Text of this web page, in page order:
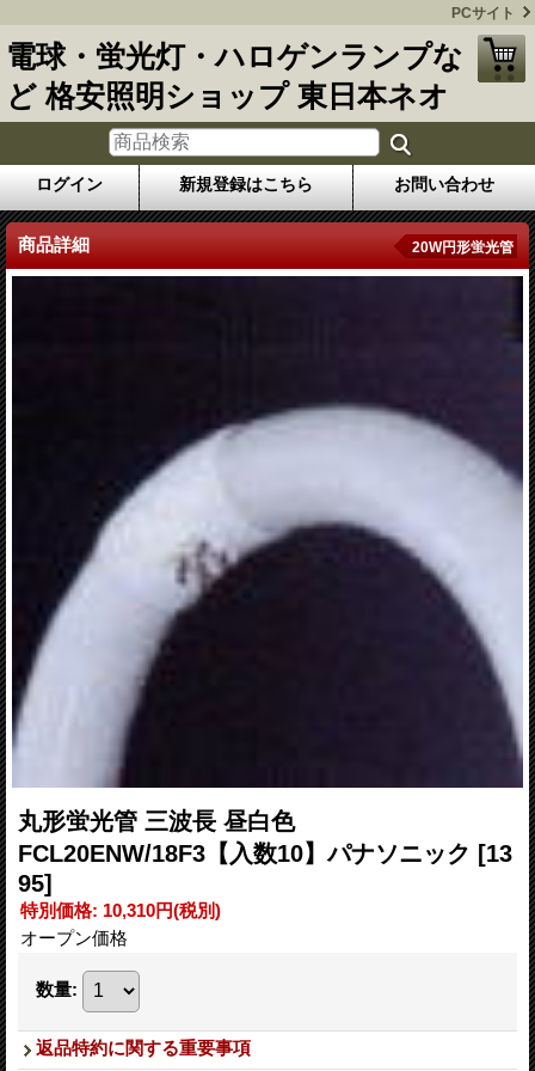
PCサイト
電球・蛍光灯・ハロゲンランプな
ど 格安照明ショップ 東日本ネオ
ログイン 新規登録はこちら お問い合わせ
商品詳細 20W円形蛍光管
丸形蛍光管 三波長 昼白色
FCL20ENW/18F3【入数10】パナソニック [13
95]
特別価格: 10,310円(税別)
オープン価格
数量:
返品特約に関する重要事項